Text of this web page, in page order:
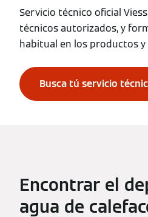
Servicio técnico oficial
técnicos autorizados, y
habitual en los productos y
Busca tú servicio
Encontrar el
agua de